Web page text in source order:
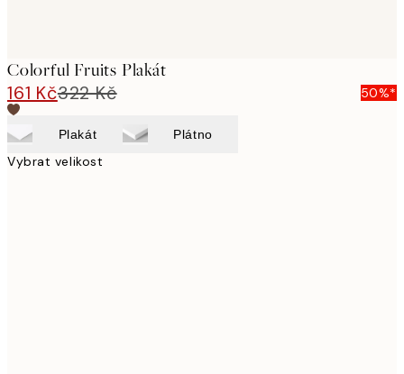
Colorful Fruits Plakát
161 Kč322 Kč 50%*
Plakát Plátno
Vybrat velikost